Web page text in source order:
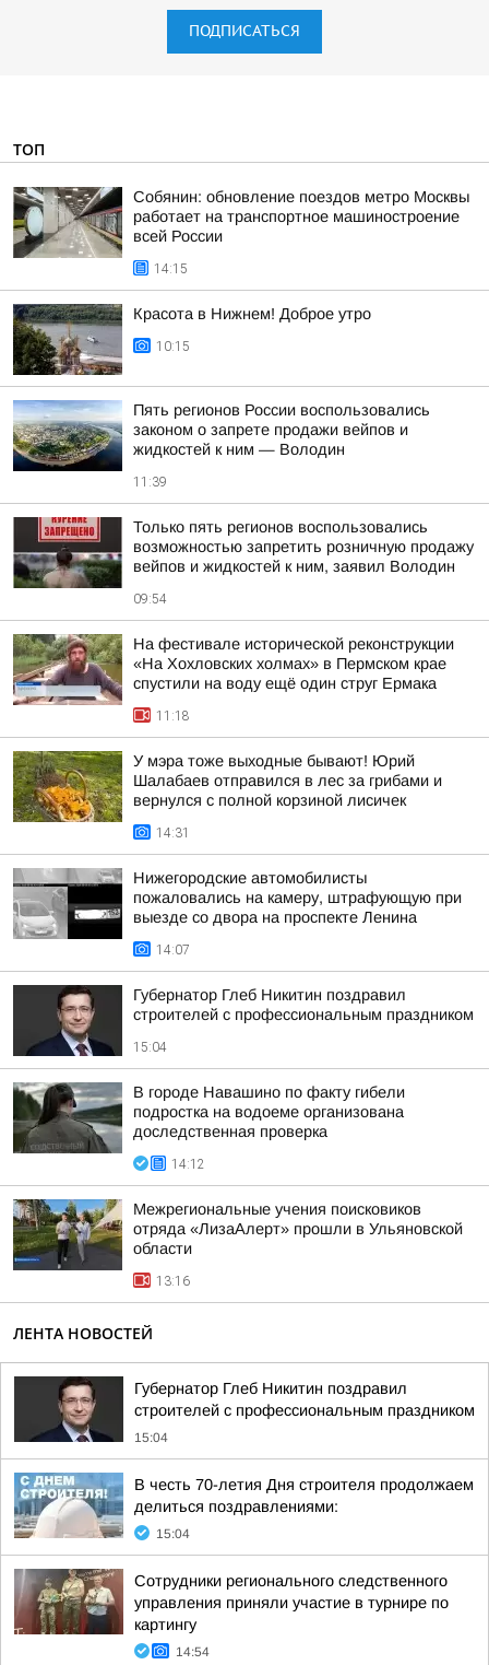
ПОДПИСАТЬСЯ
ТОП
Собянин: обновление поездов метро Москвы
работает на транспортное машиностроение
всей России
14:15
Красота в Нижнем! Доброе утро
10:15
Пять регионов России воспользовались
законом о запрете продажи вейпов и
жидкостей к ним — Володин
11:39
Только пять регионов воспользовались
возможностью запретить розничную продажу
вейпов и жидкостей к ним, заявил Володин
09:54
На фестивале исторической реконструкции
«На Хохловских холмах» в Пермском крае
спустили на воду ещё один струг Ермака
11:18
У мэра тоже выходные бывают! Юрий
Шалабаев отправился в лес за грибами и
вернулся с полной корзиной лисичек
14:31
Нижегородские автомобилисты
пожаловались на камеру, штрафующую при
выезде со двора на проспекте Ленина
14:07
Губернатор Глеб Никитин поздравил
строителей с профессиональным праздником
15:04
В городе Навашино по факту гибели
подростка на водоеме организована
доследственная проверка
14:12
Межрегиональные учения поисковиков
отряда «ЛизаАлерт» прошли в Ульяновской
области
13:16
ЛЕНТА НОВОСТЕЙ
Губернатор Глеб Никитин поздравил
строителей с профессиональным праздником
15:04
В честь 70-летия Дня строителя продолжаем
делиться поздравлениями:
15:04
Сотрудники регионального следственного
управления приняли участие в турнире по
картингу
14:54